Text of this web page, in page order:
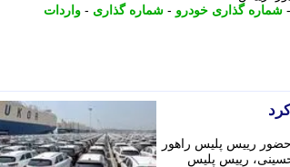
- شماره گذاری خودرو - شماره گذاری - واردات
وارداتی با 5 سال کارکرد با حضور رییس پلیس راهور
رییس پلیس